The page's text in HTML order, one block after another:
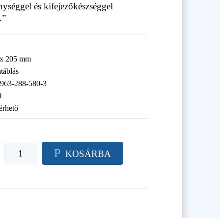
és kifejezőkészséggel
205 mm
288-580-3
P KOSÁRBA